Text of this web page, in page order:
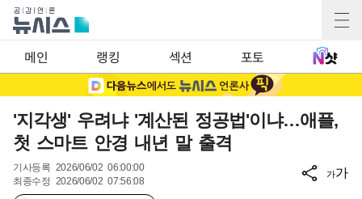
메인 랭킹 섹션 포토
'지각생' 우려냐 '계산된 정공법'이냐…애플,
첫 스마트 안경 내년 말 출격
기사등록 2026/06/02 06:00:00
최종수정 2026/06/02 07:56:08
가가